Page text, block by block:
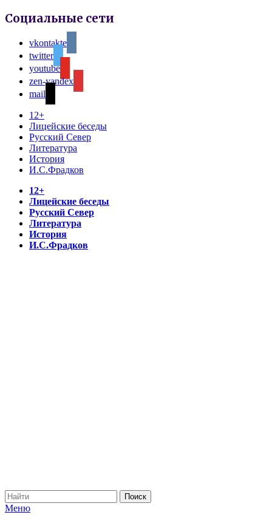
Социальные сети
vkontakte
twitter
youtube
zen-yandex
mail
12+
Лицейские беседы
Русский Север
Литература
История
И.С.Фрадков
12+
Лицейские беседы
Русский Север
Литература
История
И.С.Фрадков
Меню